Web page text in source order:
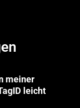
meiner
leicht